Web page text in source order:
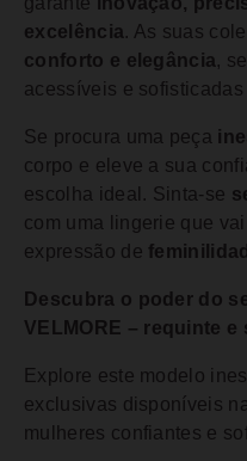
excelência. As suas
conforto e elegância,
acessíveis e
Se procura uma peça
corpo e eleve a sua
escolha ideal. Sinta-se
com uma lingerie que
expressão de
Descubra o poder do
VELMORE – requinte
Explore este modelo
exclusivas disponíveis
mulheres confiantes e